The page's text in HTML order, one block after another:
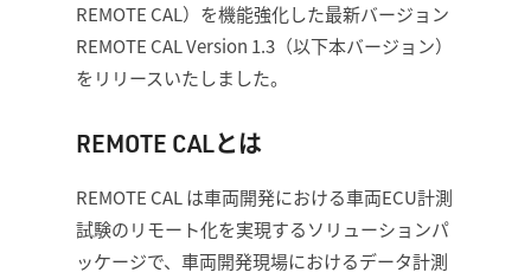
REMOTE CAL）を機能強化した最新バージョン
REMOTE CAL Version 1.3（以下本バージョン）
をリリースいたしました。
REMOTE CALとは
REMOTE CAL は車両開発における車両ECU計測
試験のリモート化を実現するソリューションパ
ッケージで、車両開発現場におけるデータ計測